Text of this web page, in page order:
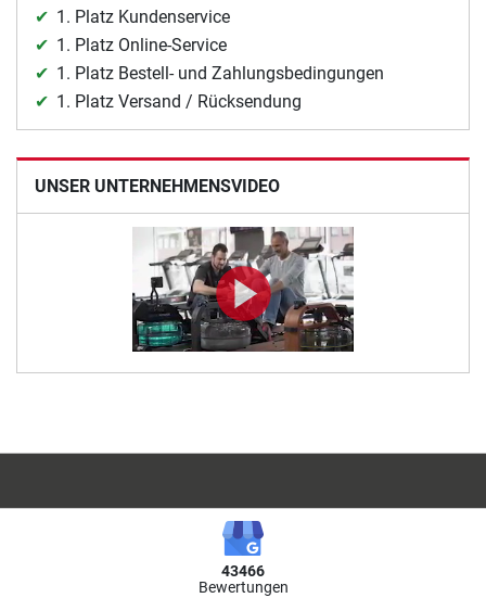
1. Platz Kundenservice
1. Platz Online-Service
1. Platz Bestell- und Zahlungsbedingungen
1. Platz Versand / Rücksendung
UNSER UNTERNEHMENSVIDEO
43466
Bewertungen